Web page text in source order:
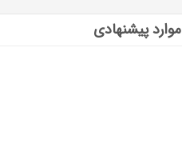
موارد پیشنهادی